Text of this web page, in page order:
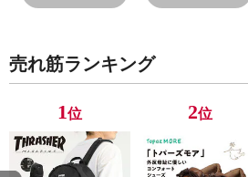
BABY ALL STAR
BABY ALL STAR
売れ筋ランキング
1位 2位